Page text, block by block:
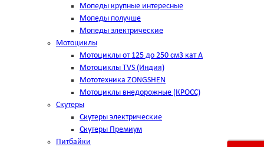
Мопеды крупные интересные
Мопеды получше
Мопеды электрические
Мотоциклы
Мотоциклы от 125 до 250 см3 кат А
Мотоциклы TVS (Индия)
Мототехника ZONGSHEN
Мотоциклы внедорожные (КРОСС)
Скутеры
Скутеры электрические
Скутеры Премиум
Питбайки